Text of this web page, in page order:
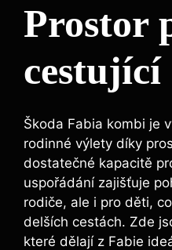
Prostor
cestující
Škoda Fabia kombi je
rodinné výlety díky
dostatečné kapacitě
uspořádání zajišťuje
rodiče, ale i pro děti,
delších cestách. Zde
které dělají z Fabie